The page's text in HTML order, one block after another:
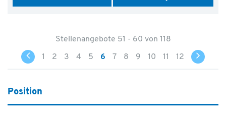
Stellenangebote 51 - 60 von 118
1 2 3 4 5 6 7 8 9 10 11 12
Position